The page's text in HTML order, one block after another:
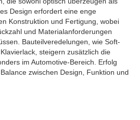
Design erfordert eine enge
Konstruktion und Fertigung, wobei
und Materialanforderungen
Bauteilveredelungen, wie Soft-
steigern zusätzlich die
im Automotive-Bereich. Erfolg
zwischen Design, Funktion und